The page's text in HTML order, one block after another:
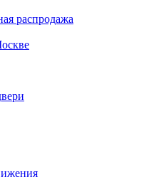
распродажа